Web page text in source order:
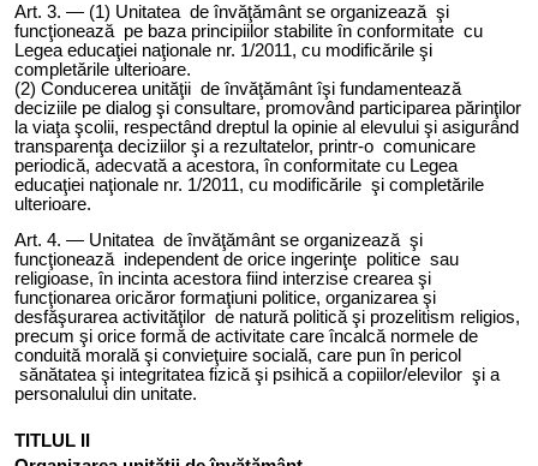
Art. 3. — (1) Unitatea de învăţământ se organizează şi
funcţionează pe baza principiilor stabilite în conformitate cu
Legea educaţiei naţionale nr. 1/2011, cu modificările şi
completările ulterioare.
(2) Conducerea unităţii de învăţământ îşi fundamentează
deciziile pe dialog şi consultare, promovând participarea părinţilor
la viaţa şcolii, respectând dreptul la opinie al elevului şi asigurând
transparenţa deciziilor şi a rezultatelor, printr-o comunicare
periodică, adecvată a acestora, în conformitate cu Legea
educaţiei naţionale nr. 1/2011, cu modificările şi completările
ulterioare.
Art. 4. — Unitateade învăţământ se organizează şi
funcţionează independent de orice ingerinţe politice sau
religioase, în incinta acestora fiind interzise crearea şi
funcţionarea oricăror formaţiuni politice, organizarea şi
desfăşurarea activităţilor de natură politică şi prozelitism religios,
precum şi orice formă de activitate care încalcă normele de
conduită morală şi convieţuire socială, care pun în pericol
sănătatea şi integritatea fizică şi psihică a copiilor/elevilor şi a
personalului din unitate.
TITLUL II